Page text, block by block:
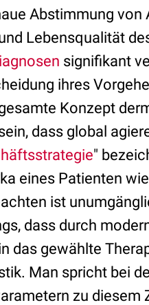
Abstimmung von
Lebensqualität
signifikant
ihres
Konzept
dass global
"
eines Patienten
ist
dass durch
das gewählte
Man spricht bei
zu diesem